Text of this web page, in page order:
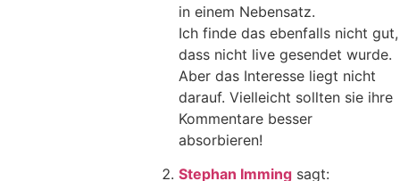
in einem Nebensatz.
Ich finde das ebenfalls nicht gut,
dass nicht live gesendet wurde.
Aber das Interesse liegt nicht
darauf. Vielleicht sollten sie ihre
Kommentare besser
absorbieren!
Stephan Imming sagt: